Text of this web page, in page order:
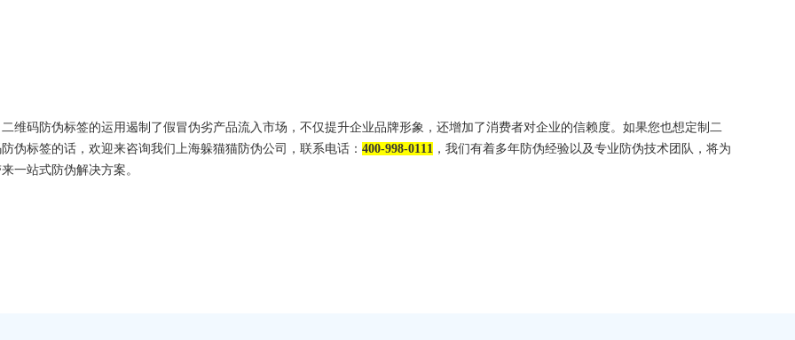
码防伪标签的运用遏制了假冒伪劣产品流入市场，不仅提升企业品牌形象，还增加了消费者对企业的信赖度。如果您也想定制二
伪标签的话，欢迎来咨询我们上海躲猫猫防伪公司，联系电话： 400-998-0111 ，我们有着多年防伪经验以及专业防伪技术团队，将为
一站式防伪解决方案。